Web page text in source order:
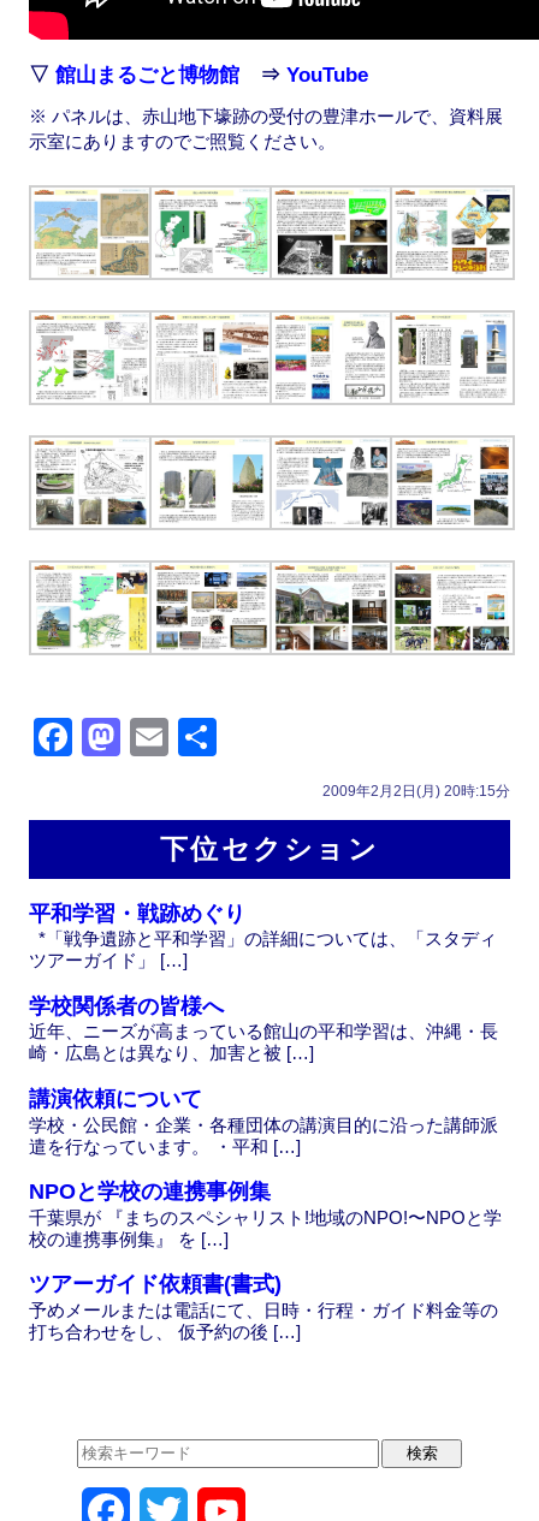
▽ 館山まるごと博物館 ⇒ YouTube
※ パネルは、赤山地下壕跡の受付の豊津ホールで、資料展
示室にありますのでご照覧ください。
F
c
b
o
o
k
M
st
d
o
n
E
ail
2009年2月2日(月) 20時:15分
下位セクション
平和学習・戦跡めぐり
*「戦争遺跡と平和学習」の詳細については、「スタディ
ツアーガイド」 […]
学校関係者の皆様へ
近年、ニーズが高まっている館山の平和学習は、沖縄・長
崎・広島とは異なり、加害と被 […]
講演依頼について
学校・公民館・企業・各種団体の講演目的に沿った講師派
遣を行なっています。 ・平和 […]
NPOと学校の連携事例集
千葉県が 『まちのスペシャリスト!地域のNPO!〜NPOと学
校の連携事例集』 を […]
ツアーガイド依頼書(書式)
予めメールまたは電話にて、日時・行程・ガイド料金等の
打ち合わせをし、 仮予約の後 […]